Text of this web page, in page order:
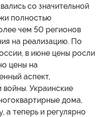
со значительной
полностью
чем 50 регионов
на реализацию. По
в июне цены росли
цены на
аспект,
Украинские
дома,
а теперь и регулярно